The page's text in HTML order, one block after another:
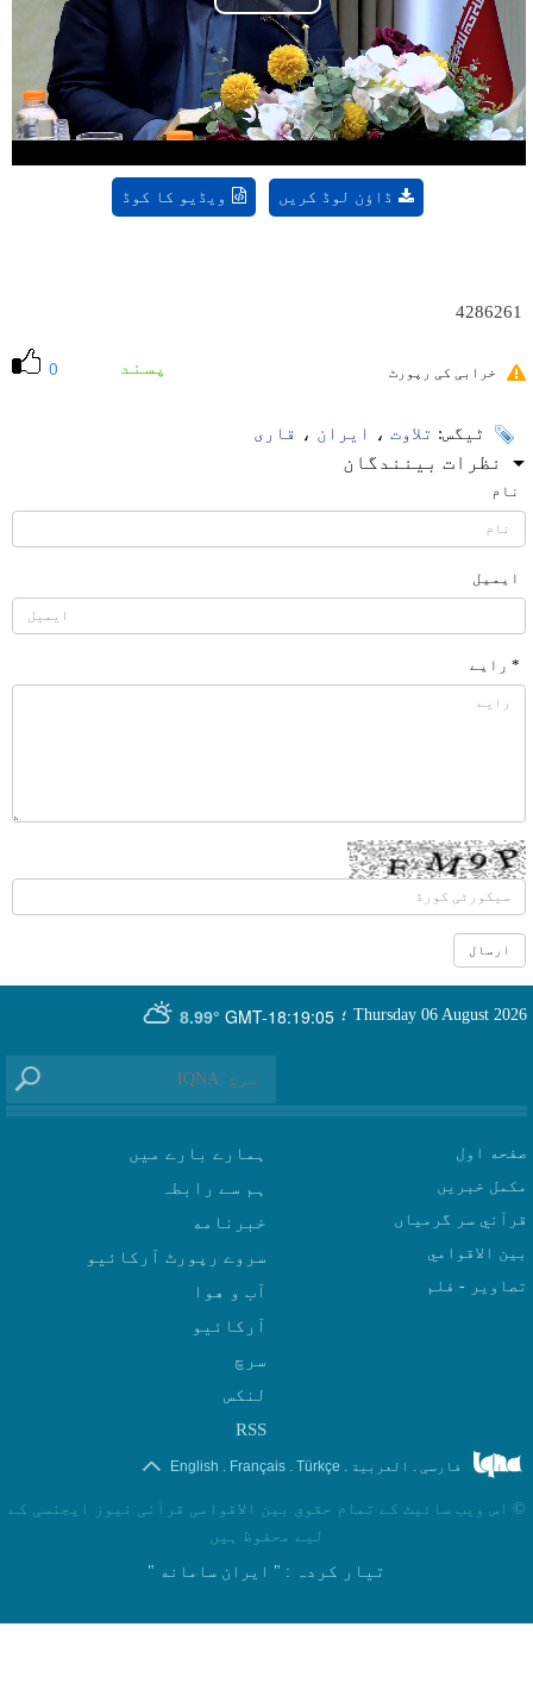
Play
Video
ویڈیو کا کوڈ ڈاؤن لوڈ کریں
4286261
0 پسند خرابی کی رپورٹ
ٹیگس: تلاوت ، ایران ، قاری
نظرات بینندگان
نام
ایمیل
* رایے
GMT-18:19:05
8.99° Thursday 06 August 2026 ؛
صفحه اول
مکمل خبریں
قرآني سر گرمياں
بين الاقوامي
تصاوير - فلم
ہمارے بارے میں
ہم سے رابطہ
سروے رپورٹ آرکائیو
آب و هوا
سرچ
لنکس
RSS
فارسی . العربیة .
Türkçe
.
Français
.
English
© اس ویب سائیٹ کے تمام حقوق بین الاقوامی قرآنی نیوز ایجنسی کے
لیے محفوظ ہیں
تیار کردہ : " ایران سامانه "